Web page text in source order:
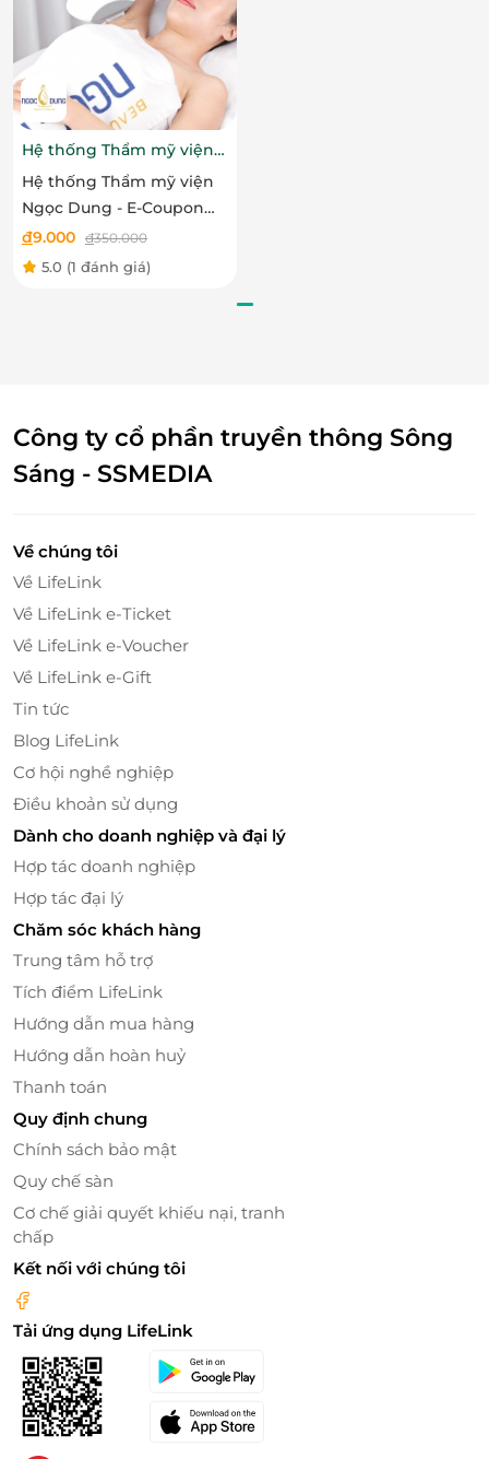
nhân bên ngoài như nhiệt độ, hóa chất tấn công,
hủy hoại tủy răng. Đặc biệt, đây còn là biện pháp
ngăn chặn hiệu quả những tác động xấu hơn dẫn
đến nguy cơ mục nát răng.
Nha khoa An Tâm chỉ sử dụng những vật liệu tốt
nhất trong việc trám răng và việc lựa chọn từng loại
vật liệu tùy thuộc vào nhu cầu và tình trạng thực tế
răng của từng người. Các bác sỹ tại nha khoa An Tâm
sẽ tư vấn kỹ lưỡng và mang lại cho bạn dịch vụ hoàn
hảo từ chất lượng cho đến thẩm mỹ của răng.
Việc cạo vôi, đánh bóng và trám răng tại nha khoa An
Tâm diễn ra nhẹ nhàng, không đau, không gây ê
buốt, bạn hoàn toàn cảm thấy thoải mái trong khi
các bác sĩ thực hiện liệu trình. Giờ thì bạn hoàn toàn
có thể tự tin với hàm răng trắng sáng, cho nụ cười
rạng rỡ hơn.
Nha khoa An Tâm sở hữu đội ngũ y bác sĩ có chuyên
môn vững vàng, giàu kinh nghiệm, không ngừng
học tập các kỹ thuật tiến tiến mới để mang lại
những dịch vụ tốt nhất. Các quy trình tư vấn - điều
trị - chăm sóc sau khi phục hình thẩm mỹ răng đều
được thực hiện một cách kỹ lưỡng, cẩn thận, đảm
Hệ thống Thẩm mỹ viện
Ngọc Dung
Hệ thống Thẩm mỹ viện
Ngọc Dung - E-Coupon
ưu đãi trải nghiệm dịch
vụ Triệt lông nách hoặc
đ9.000 đ350.000
5.0 (1 đánh giá)
Công ty cổ phần truyền thông Sông
Sáng - SSMEDIA
Về chúng tôi
Về LifeLink
Về LifeLink e-Ticket
Về LifeLink e-Voucher
Về LifeLink e-Gift
Tin tức
Blog LifeLink
Cơ hội nghề nghiệp
Điều khoản sử dụng
Dành cho doanh nghiệp và đại lý
Hợp tác doanh nghiệp
Hợp tác đại lý
Chăm sóc khách hàng
Trung tâm hỗ trợ
Tích điểm LifeLink
Hướng dẫn mua hàng
Hướng dẫn hoàn huỷ
Thanh toán
Quy định chung
Chính sách bảo mật
Quy chế sàn
Cơ chế giải quyết khiếu nại, tranh
chấp
Kết nối với chúng tôi
Tải ứng dụng LifeLink